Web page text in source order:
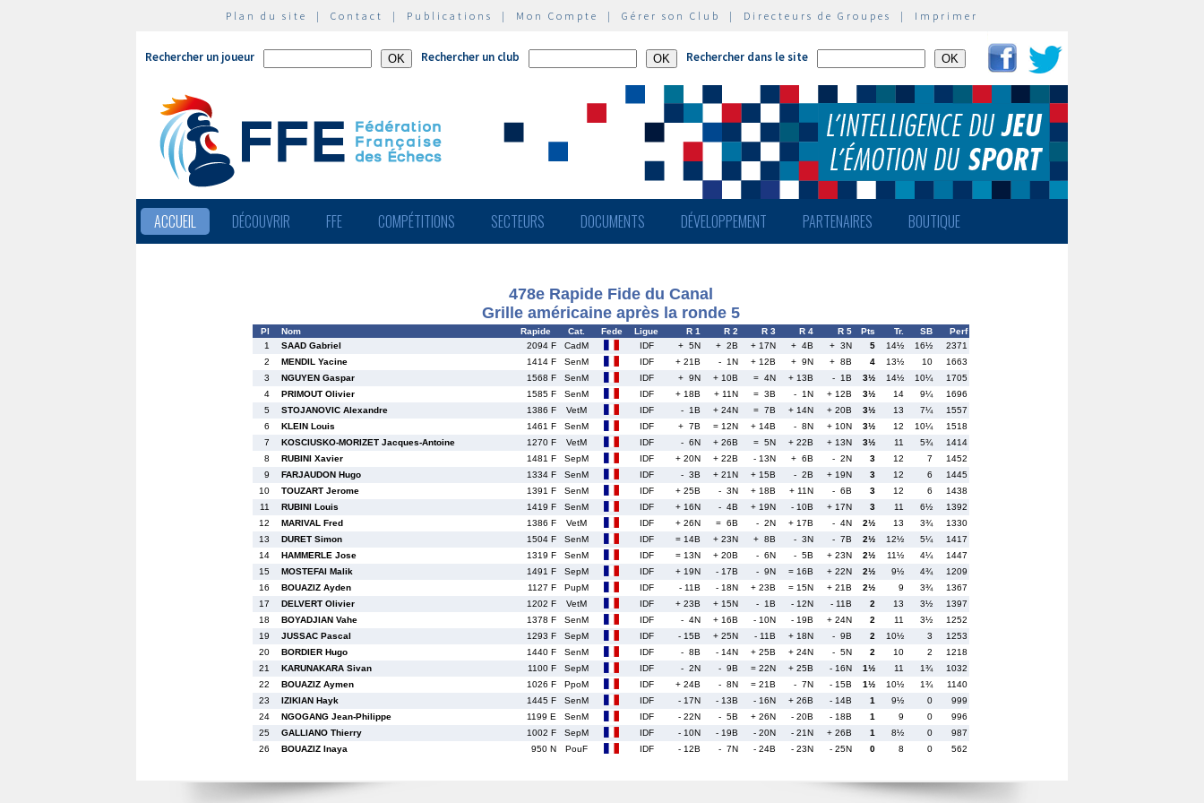
Plan du site | Contact | Publications | Mon Compte | Gérer son Club | Directeurs de Groupes | Imprimer
Rechercher un joueur Rechercher un club Rechercher dans le site
ACCUEIL DÉCOUVRIR FFE COMPÉTITIONS SECTEURS DOCUMENTS DÉVELOPPEMENT PARTENAIRES BOUTIQUE
478e Rapide Fide du Canal
Grille américaine après la ronde 5
Pl Nom Rapide Cat. Fede Ligue R 1 R 2 R 3 R 4 R 5 Pts Tr. SB
Perf
1
SAAD Gabriel 2094 F CadM IDF + 5N + 2B + 17N + 4B + 3N 5 14½ 16½
2371
2
MENDIL Yacine 1414 F SenM IDF + 21B - 1N + 12B + 9N + 8B 4 13½ 10
1663
3
NGUYEN Gaspar 1568 F SenM IDF + 9N + 10B = 4N + 13B - 1B 3½ 14½ 10¼
1705
4
PRIMOUT Olivier 1585 F SenM IDF + 18B + 11N = 3B - 1N + 12B 3½ 14 9¼
1696
5
STOJANOVIC Alexandre 1386 F VetM IDF - 1B + 24N = 7B + 14N + 20B 3½ 13 7¼
1557
6
KLEIN Louis 1461 F SenM IDF + 7B = 12N + 14B - 8N + 10N 3½ 12 10¼
1518
7
KOSCIUSKO-MORIZET Jacques-Antoine 1270 F VetM IDF - 6N + 26B = 5N + 22B + 13N 3½ 11 5¾
1414
8
RUBINI Xavier 1481 F SepM IDF + 20N + 22B - 13N + 6B - 2N 3 12 7
1452
9
FARJAUDON Hugo 1334 F SenM IDF - 3B + 21N + 15B - 2B + 19N 3 12 6
1445
10
TOUZART Jerome 1391 F SenM IDF + 25B - 3N + 18B + 11N - 6B 3 12 6
1438
11
RUBINI Louis 1419 F SenM IDF + 16N - 4B + 19N - 10B + 17N 3 11 6½
1392
12
MARIVAL Fred 1386 F VetM IDF + 26N = 6B - 2N + 17B - 4N 2½ 13 3¾
1330
13
DURET Simon 1504 F SenM IDF = 14B + 23N + 8B - 3N - 7B 2½ 12½ 5¼
1417
14
HAMMERLE Jose 1319 F SenM IDF = 13N + 20B - 6N - 5B + 23N 2½ 11½ 4¼
1447
15
MOSTEFAI Malik 1491 F SepM IDF + 19N - 17B - 9N = 16B + 22N 2½ 9½ 4¾
1209
16
BOUAZIZ Ayden 1127 F PupM IDF - 11B - 18N + 23B = 15N + 21B 2½ 9 3¾
1367
17
DELVERT Olivier 1202 F VetM IDF + 23B + 15N - 1B - 12N - 11B 2 13 3½
1397
18
BOYADJIAN Vahe 1378 F SenM IDF - 4N + 16B - 10N - 19B + 24N 2 11 3½
1252
19
JUSSAC Pascal 1293 F SepM IDF - 15B + 25N - 11B + 18N - 9B 2 10½ 3
1253
20
BORDIER Hugo 1440 F SenM IDF - 8B - 14N + 25B + 24N - 5N 2 10 2
1218
21
KARUNAKARA Sivan 1100 F SepM IDF - 2N - 9B = 22N + 25B - 16N 1½ 11 1¾
1032
22
BOUAZIZ Aymen 1026 F PpoM IDF + 24B - 8N = 21B - 7N - 15B 1½ 10½ 1¾
1140
23
IZIKIAN Hayk 1445 F SenM IDF - 17N - 13B - 16N + 26B - 14B 1 9½ 0
999
24
NGOGANG Jean-Philippe 1199 E SenM IDF - 22N - 5B + 26N - 20B - 18B 1 9 0
996
25
GALLIANO Thierry 1002 F SepM IDF - 10N - 19B - 20N - 21N + 26B 1 8½ 0
987
26
BOUAZIZ Inaya 950 N PouF IDF - 12B - 7N - 24B - 23N - 25N 0 8 0 562